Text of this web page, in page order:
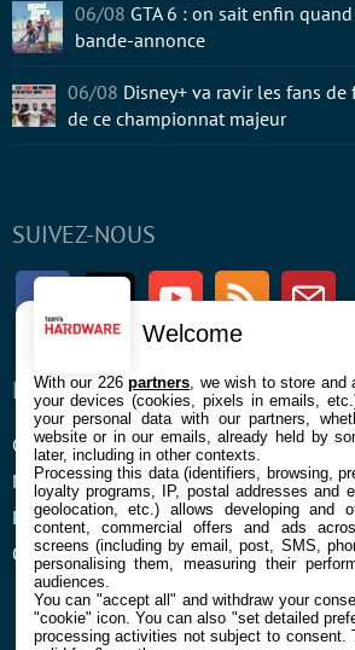
SUIVEZ-NOUS
FacebookTwitter Youtube RSS
ENTREPRISE
Confidentialité et Cookies
Mentions légales et CGU
Préférences Cookies
Qui sommes nous
À
Contact
06/08 GTA 6 : on sait enfin
bande-annonce
06/08 Disney+ va ravir les fans
de ce championnat majeur
Welcome
With our 226partners , we wish to store
your devices (cookies, pixels in emails,
your personal data with our partners,
website or in our emails, already held by
later, including in other contexts.
Processing this data (identifiers, browsing,
loyalty programs, IP, postal addresses and
geolocation, etc.) allows developing and
content, commercial offers and ads
screens (including by email, post, SMS,
personalising them, measuring their
audiences.
You can "accept all" and withdraw your
"cookie" icon. You can also "set detailed
processing activities not subject to consent.